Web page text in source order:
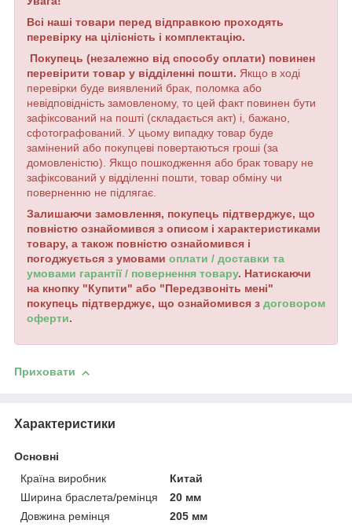
Всі наші товари перед відправкою проходять
перевірку на цілісність і комплектацію.
Покупець (незалежно від способу оплати) повинен
перевірити товар у відділенні пошти. Якщо в ході
перевірки буде виявлений брак, поломка або
невідповідність замовленому, то цей факт повинен бути
зафіксований на пошті (складається акт) і, бажано,
сфотографований. У цьому випадку товар буде
замінений або покупцеві повертаються гроші (за
домовленістю). Якщо пошкодження або брак товару не
зафіксований у відділенні пошти, товар обміну чи
поверненню не підлягає.
Залишаючи замовлення, покупець підтверджує, що
повністю ознайомився з описом і характеристиками
товару, а також повністю ознайомився і
погоджується з умовами оплати / доставки та
умовами гарантії / повернення товару. Натискаючи
на кнопку "Купити" або "Передзвоніть мені"
покупець підтверджує, що ознайомився з договором
оферти.
Приховати
Характеристики
Основні
Країна виробник
Китай
Ширина браслета/ремінця
20 мм
Довжина ремінця
205 мм